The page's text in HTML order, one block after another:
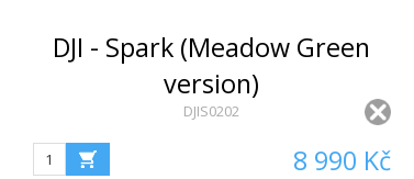
DJI - Spark (Meadow Green
version)
DJIS0202
8 990 Kč